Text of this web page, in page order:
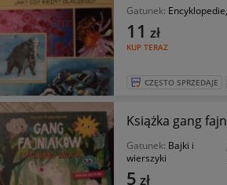
Gatunek:
KUP TERAZ
11 zł
CZĘSTO SPRZEDAJE
Książka gang
Gatunek: Bajki i
wierszyki
5 zł